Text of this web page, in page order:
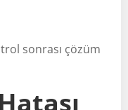
sonrası çözüm